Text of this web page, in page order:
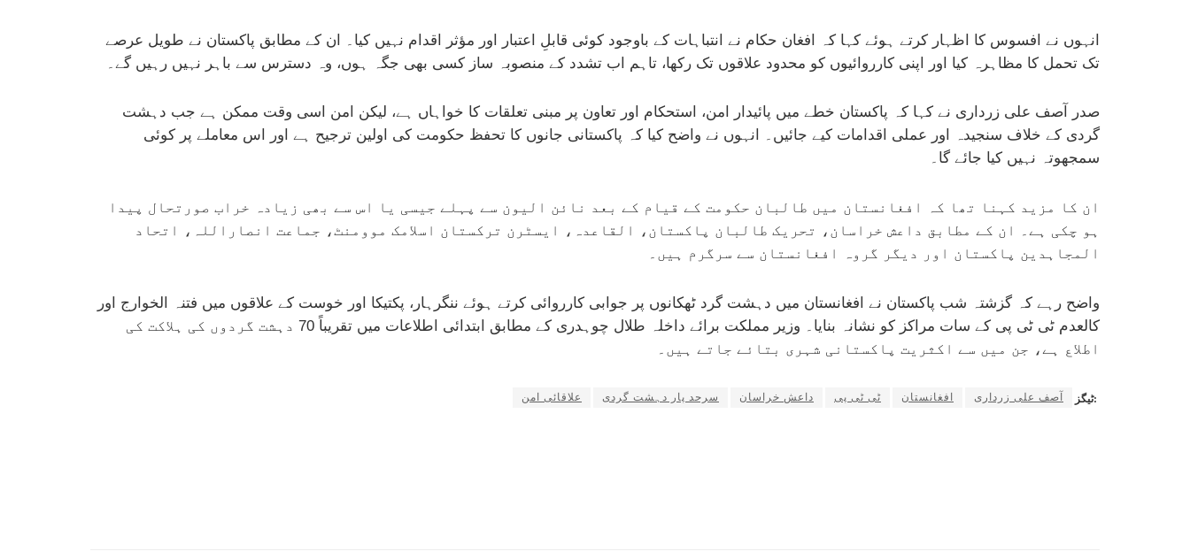
انہوں نے افسوس کا اظہار کرتے ہوئے کہا کہ افغان حکام نے انتباہات کے باوجود کوئی قابلِ اعتبار اور مؤثر اقدام نہیں کیا۔ ان کے مطابق پاکستان نے طویل عرصے
تک تحمل کا مظاہرہ کیا اور اپنی کارروائیوں کو محدود علاقوں تک رکھا، تاہم اب تشدد کے منصوبہ ساز کسی بھی جگہ ہوں، وہ دسترس سے باہر نہیں رہیں گے۔
صدر آصف علی زرداری نے کہا کہ پاکستان خطے میں پائیدار امن، استحکام اور تعاون پر مبنی تعلقات کا خواہاں ہے، لیکن امن اسی وقت ممکن ہے جب دہشت
گردی کے خلاف سنجیدہ اور عملی اقدامات کیے جائیں۔ انہوں نے واضح کیا کہ پاکستانی جانوں کا تحفظ حکومت کی اولین ترجیح ہے اور اس معاملے پر کوئی
سمجھوتہ نہیں کیا جائے گا۔
ان کا مزید کہنا تھا کہ افغانستان میں طالبان حکومت کے قیام کے بعد نائن الیون سے پہلے جیسی یا اس سے بھی زیادہ خراب صورتحال پیدا
ہو چکی ہے۔ ان کے مطابق داعش خراسان، تحریک طالبان پاکستان، القاعدہ، ایسٹرن ترکستان اسلامک موومنٹ، جماعت انصاراللہ، اتحاد
المجاہدین پاکستان اور دیگر گروہ افغانستان سے سرگرم ہیں۔
واضح رہے کہ گزشتہ شب پاکستان نے افغانستان میں دہشت گرد ٹھکانوں پر جوابی کارروائی کرتے ہوئے ننگرہار، پکتیکا اور خوست کے علاقوں میں فتنہ الخوارج اور
کالعدم ٹی ٹی پی کے سات مراکز کو نشانہ بنایا۔ وزیر مملکت برائے داخلہ طلال چوہدری کے مطابق ابتدائی اطلاعات میں تقریباً 70 دہشت گردوں کی ہلاکت کی
اطلاع ہے، جن میں سے اکثریت پاکستانی شہری بتائے جاتے ہیں۔
ٹیگز: آصف علی زرداری افغانستان ٹی ٹی پی داعش خراسان سرحد پار دہشت گردی علاقائی امن